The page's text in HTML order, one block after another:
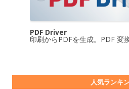
PDF Driver
印刷からPDFを生成。PDF 変
人気ランキ